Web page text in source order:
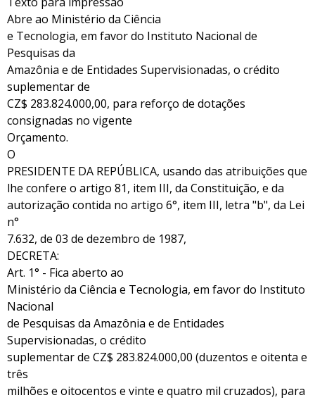
Abre ao Ministério da Ciência
e Tecnologia, em favor do Instituto Nacional de
Pesquisas da
Amazônia e de Entidades Supervisionadas, o crédito
suplementar de
CZ$ 283.824.000,00, para reforço de dotações
consignadas no vigente
Orçamento.
O
PRESIDENTE DA REPÚBLICA, usando das atribuições que
lhe confere o artigo 81, item III, da Constituição, e da
autorização contida no artigo 6°, item III, letra "b", da Lei
n°
7.632, de 03 de dezembro de 1987,
DECRETA:
Art. 1° - Fica aberto ao
Ministério da Ciência e Tecnologia, em favor do Instituto
Nacional
de Pesquisas da Amazônia e de Entidades
Supervisionadas, o crédito
suplementar de CZ$ 283.824.000,00 (duzentos e oitenta e
três
milhões e oitocentos e vinte e quatro mil cruzados), para